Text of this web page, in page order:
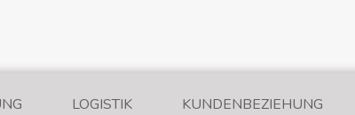
LOGISTIK KUNDENBEZIEHUNG